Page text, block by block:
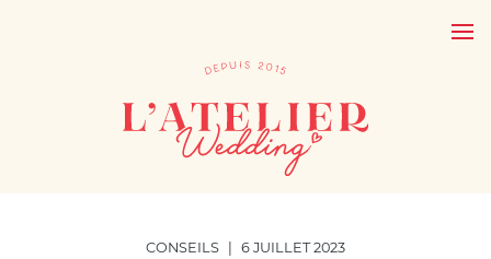
CONSEILS | 6 JUILLET 2023